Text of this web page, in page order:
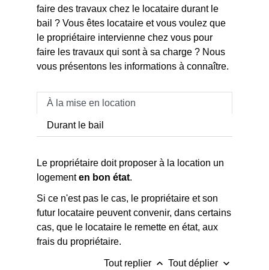
faire des travaux chez le locataire durant le
bail ? Vous êtes locataire et vous voulez que
le propriétaire intervienne chez vous pour
faire les travaux qui sont à sa charge ? Nous
vous présentons les informations à connaître.
À la mise en location
Durant le bail
Le propriétaire doit proposer à la location un
logementen bon état.
Si ce n'est pas le cas, le propriétaire et son
futur locataire peuvent convenir, dans certains
cas, que le locataire le remette en état, aux
frais du propriétaire.
Tout replier keyboard_arrow_up Tout déplier keyboard_arrow_down